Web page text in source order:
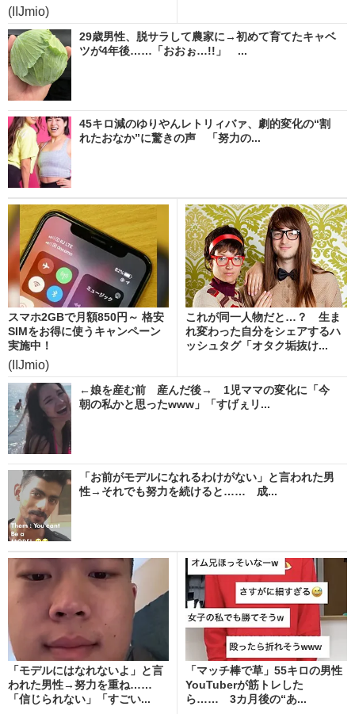
(IIJmio)
29歳男性、脱サラして農家に→初めて育てたキャベ
ツが4年後……「おおぉ…!!」 ...
45キロ減のゆりやんレトリィバァ、劇的変化の“割
れたおなか”に驚きの声 「努力の...
スマホ2GBで月額850円～ 格安
SIMをお得に使うキャンペーン
実施中！
(IIJmio)
これが同一人物だと…？ 生ま
れ変わった自分をシェアするハ
ッシュタグ「オタク垢抜け...
←娘を産む前 産んだ後→ 1児ママの変化に「今
朝の私かと思ったwww」「すげぇリ...
「お前がモデルになれるわけがない」と言われた男
性→それでも努力を続けると…… 成...
「モデルにはなれないよ」と言
われた男性→努力を重ね……
「信じられない」「すごい...
「マッチ棒で草」55キロの男性
YouTuberが筋トレした
ら…… 3カ月後の“あ...